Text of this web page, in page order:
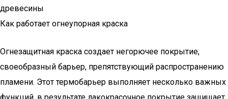
древесины
Как работает огнеупорная краска
Огнезащитная краска создает негорючее покрытие,
своеобразный барьер, препятствующий распространению
пламени. Этот термобарьер выполняет несколько важных